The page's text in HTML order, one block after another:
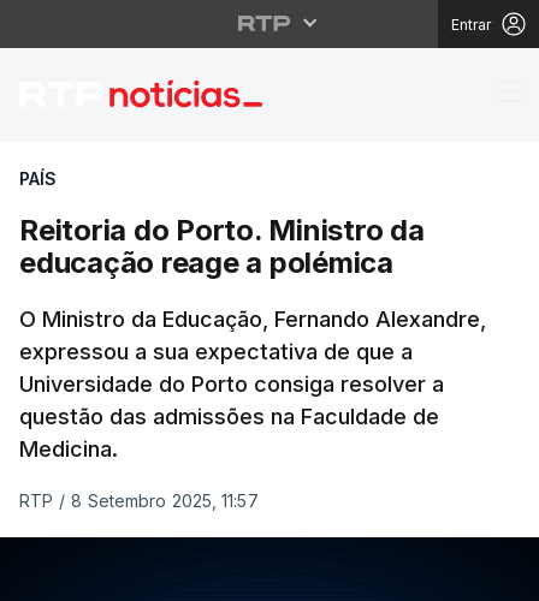
Entrar
Reitoria do Porto.
PAÍS
Reitoria do Porto. Ministro da
educação reage a polémica
O Ministro da Educação, Fernando Alexandre,
expressou a sua expectativa de que a
Universidade do Porto consiga resolver a
questão das admissões na Faculdade de
Medicina.
RTP / 8 Setembro 2025, 11:57